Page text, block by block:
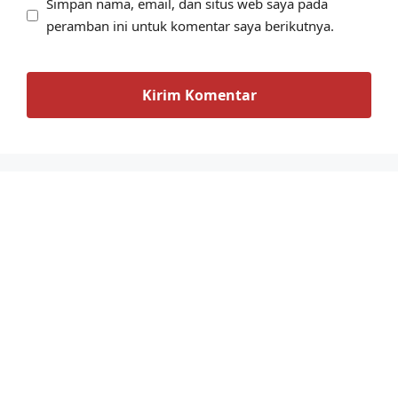
Simpan nama, email, dan situs web saya pada
peramban ini untuk komentar saya berikutnya.